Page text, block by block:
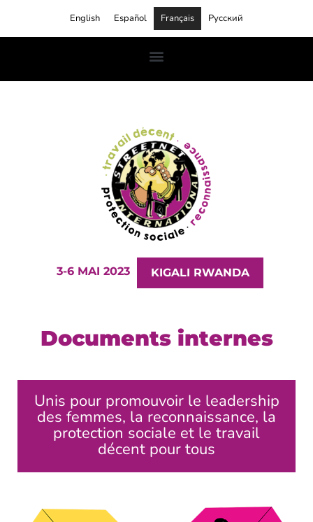
English Español Français Русский
3-6 MAI 2023 KIGALI RWANDA
Documents internes
Unis pour promouvoir le leadership
des femmes, la reconnaissance, la
protection sociale et le travail
décent pour tous